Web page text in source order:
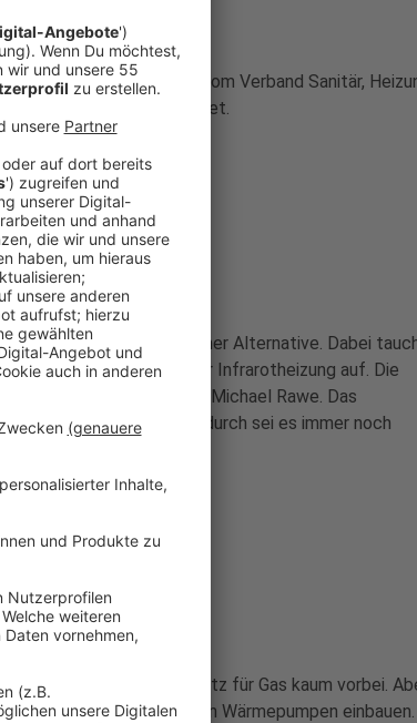
und vom Verband Sanitär,
eure Fragen beantwortet.
heizt?
suchen viele nach einer Alternative. Dabei
Ölradiator oder einer Infrarotheizung auf. Die
sagt Heizungsexperte Michael Rawe. Das
noch bei eins zu drei. Dadurch sei es immer noch
Wärmepumpe als Ersatz für Gas kaum vorbei.
isolierten Häusern können Wärmepumpen einbauen.